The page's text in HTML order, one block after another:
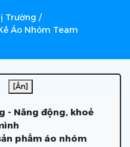
Trường /
Áo Nhóm Team
[Ẩn]
- Năng động, khoẻ
phẩm áo nhóm